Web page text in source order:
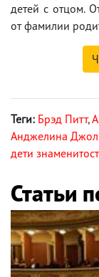
детей с отцом.
от фамилии
Теги: Брэд Питт,
Анджелина
дети
Статьи